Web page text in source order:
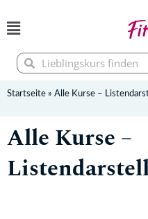
Inhalt
SucheSuche
Startseite » Alle Kurse –
Alle Kurse –